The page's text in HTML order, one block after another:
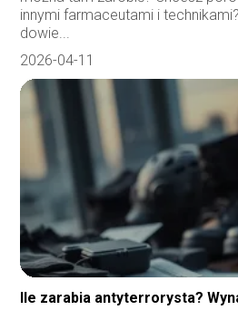
innymi farmaceutami i
dowie...
2026-04-11
Ile zarabia antyterrorysta?